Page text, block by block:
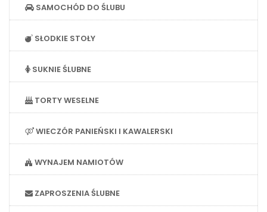
SAMOCHÓD DO ŚLUBU
SŁODKIE STOŁY
SUKNIE ŚLUBNE
TORTY WESELNE
WIECZÓR PANIEŃSKI I KAWALERSKI
WYNAJEM NAMIOTÓW
ZAPROSZENIA ŚLUBNE